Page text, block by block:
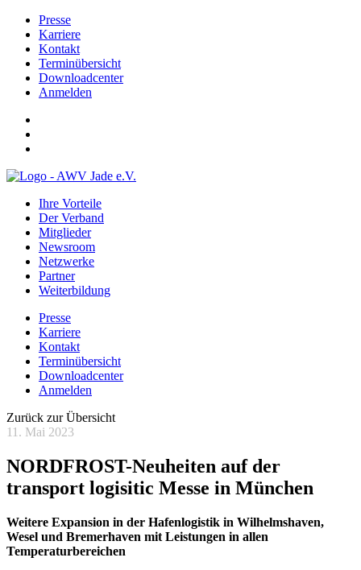
Presse
Karriere
Kontakt
Terminübersicht
Downloadcenter
Anmelden
Ihre Vorteile
Der Verband
Mitglieder
Newsroom
Netzwerke
Partner
Weiterbildung
Presse
Karriere
Kontakt
Terminübersicht
Downloadcenter
Anmelden
Zurück zur Übersicht
11. Mai 2023
NORDFROST-Neuheiten auf der
transport logisitic Messe in München
Weitere Expansion in der Hafenlogistik in Wilhelmshaven,
Wesel und Bremerhaven mit Leistungen in allen
Temperaturbereichen